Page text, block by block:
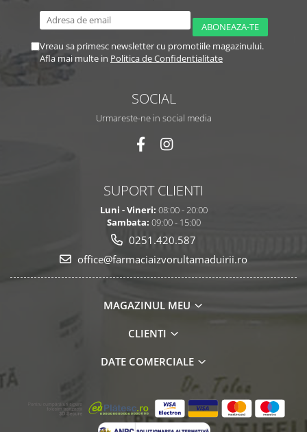
Vreau sa primesc newsletter cu promotiile magazinului.
Afla mai multe in Politica de Confidentialitate
SOCIAL
Urmareste-ne in social media
SUPORT CLIENTI
Luni - Vineri: 08:00 - 20:00
Sambata: 09:00 - 15:00
0251.420.587
office@farmaciaizvorultamaduirii.ro
MAGAZINUL MEU
CLIENTI
DATE COMERCIALE